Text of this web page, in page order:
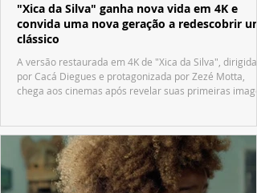
"Xica da Silva" ganha nova vida em 4K e
convida uma nova geração a redescobrir um
clássico
A versão restaurada em 4K de "Xica da Silva", dirigida
por Cacá Diegues e protagonizada por Zezé Motta,
chega aos cinemas após revelar suas primeiras